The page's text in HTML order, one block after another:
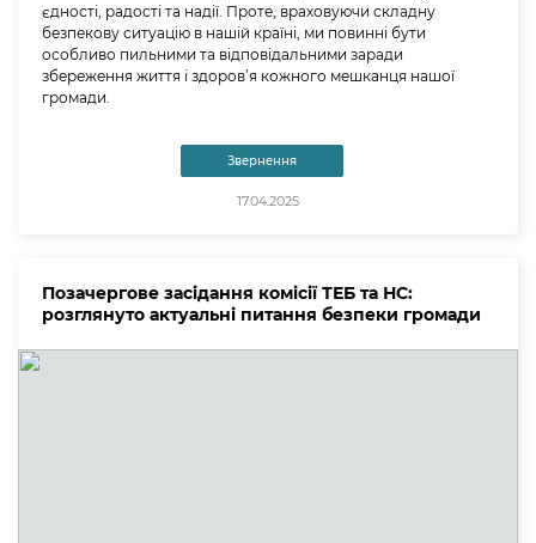
єдності, радості та надії. Проте, враховуючи складну
безпекову ситуацію в нашій країні, ми повинні бути
особливо пильними та відповідальними заради
збереження життя і здоров’я кожного мешканця нашої
громади.
Звернення
17.04.2025
Позачергове засідання комісії ТЕБ та НС:
розглянуто актуальні питання безпеки громади